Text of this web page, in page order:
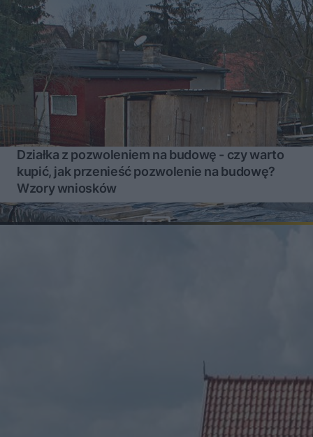
Działka z pozwoleniem na budowę - czy warto
kupić, jak przenieść pozwolenie na budowę?
Wzory wniosków